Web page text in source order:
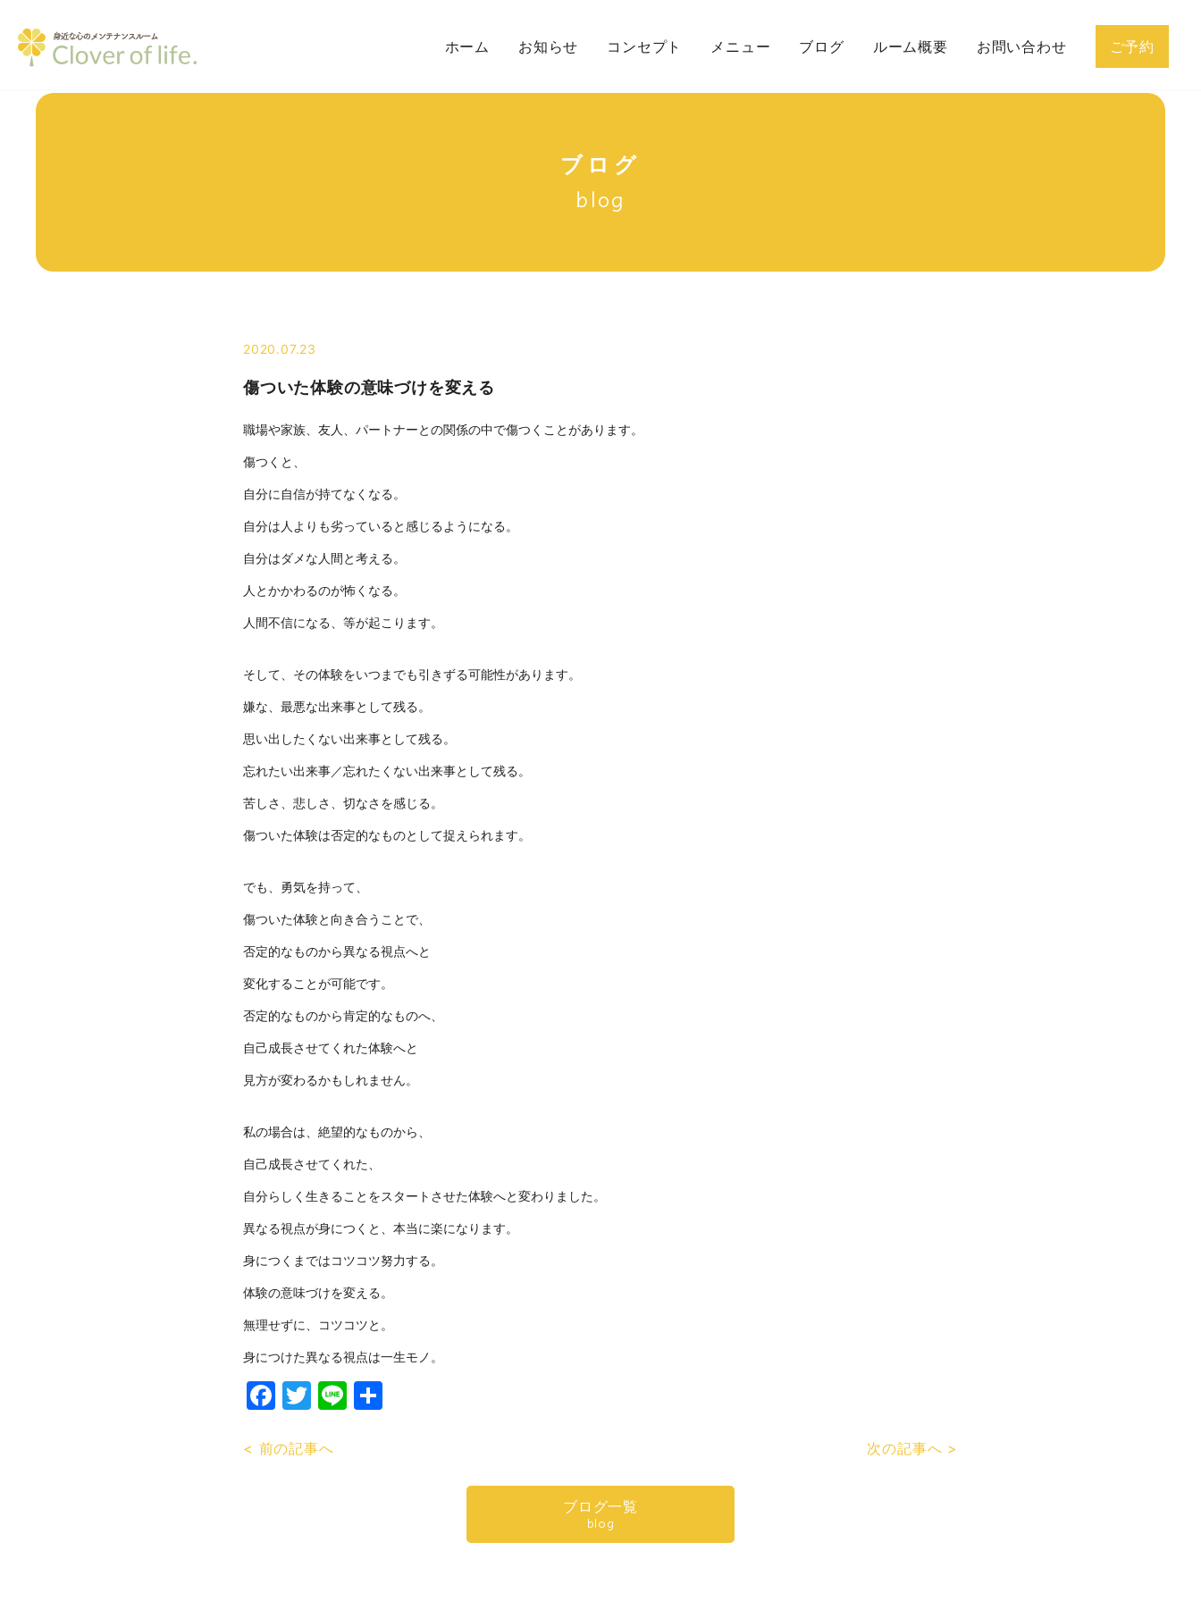
ホーム お知らせ コンセプト メニュー ブログ ルーム概要 お問い合わせ ご予約
ブログ
blog
2020.07.23
傷ついた体験の意味づけを変える
職場や家族、友人、パートナーとの関係の中で傷つくことがあります。
傷つくと、
自分に自信が持てなくなる。
自分は人よりも劣っていると感じるようになる。
自分はダメな人間と考える。
人とかかわるのが怖くなる。
人間不信になる、等が起こります。
そして、その体験をいつまでも引きずる可能性があります。
嫌な、最悪な出来事として残る。
思い出したくない出来事として残る。
忘れたい出来事／忘れたくない出来事として残る。
苦しさ、悲しさ、切なさを感じる。
傷ついた体験は否定的なものとして捉えられます。
でも、勇気を持って、
傷ついた体験と向き合うことで、
否定的なものから異なる視点へと
変化することが可能です。
否定的なものから肯定的なものへ、
自己成長させてくれた体験へと
見方が変わるかもしれません。
私の場合は、絶望的なものから、
自己成長させてくれた、
自分らしく生きることをスタートさせた体験へと変わりました。
異なる視点が身につくと、本当に楽になります。
身につくまではコツコツ努力する。
体験の意味づけを変える。
無理せずに、コツコツと。
身につけた異なる視点は一生モノ。
Facebook
Twitter
Line
< 前の記事へ 次の記事へ >
ブログ一覧
blog